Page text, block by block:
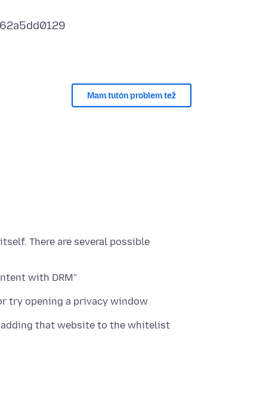
Mam tutón problem tež
There are several possible
with DRM"
try opening a privacy window
adding that website to the whitelist